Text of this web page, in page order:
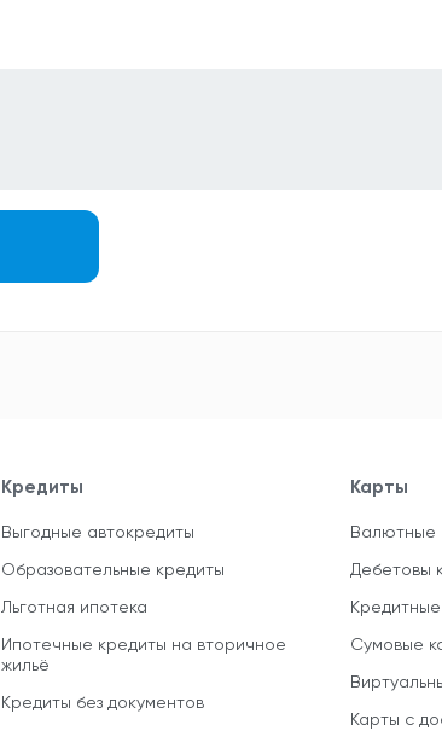
Кредиты
Выгодные автокредиты
Образовательные кредиты
Льготная ипотека
Ипотечные кредиты на вторичное
жильё
Кредиты без документов
Карты
Валютные
Дебетовы
Сумовые
Карты с